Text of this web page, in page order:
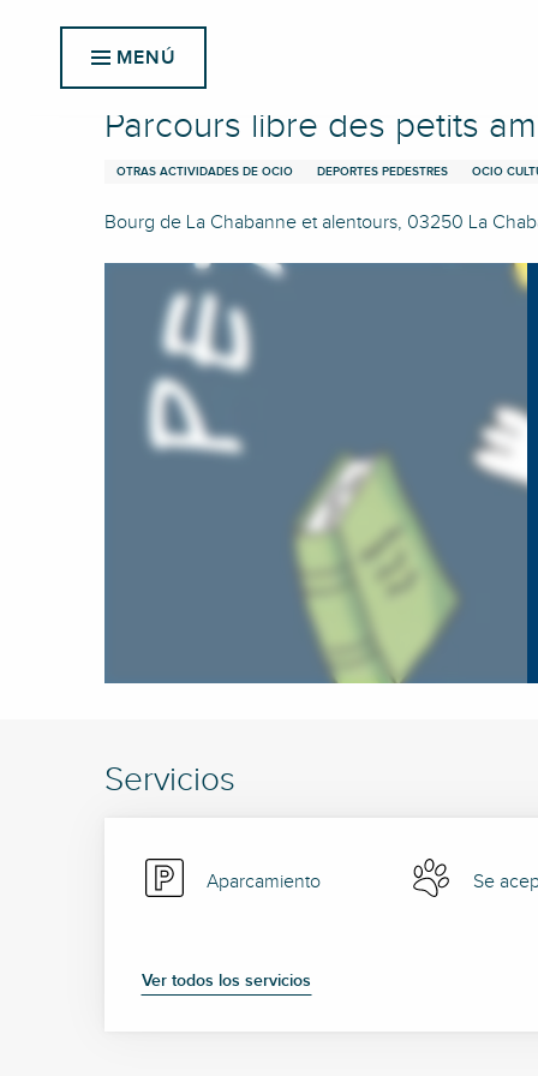
MENÚ
Inicio Parcours libre des petits ambassadeurs du
Parcours libre des petits
OTRAS ACTIVIDADES DE OCIO DEPORTES PEDESTRES OCIO
Bourg de La Chabanne et alentours, 03250 La
Servicios
Aparcamiento Se
Ver todos los servicios